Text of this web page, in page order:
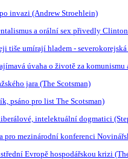
invazi (Andrew Stroehlein)
a orální sex přivedly
tiše umírají hladem -
úvaha o životě za
jara (The Scotsman)
psáno pro list The Scotsman)
intelektuální dogmatici
pro mezinárodní konferenci
Evropě hospodářskou krizi